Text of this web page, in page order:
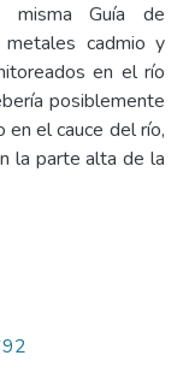
misma Guía de
metales cadmio y
en el río
posiblemente
en el cauce del río,
la parte alta de la